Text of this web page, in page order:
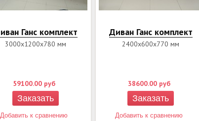
Ганс комплект
3000х1200х780 мм
59100.00 руб
Заказать
Добавить к сравнению
Диван Ганс комплект
2400х600х770 мм
38600.00 руб
Заказать
Добавить к сравнению